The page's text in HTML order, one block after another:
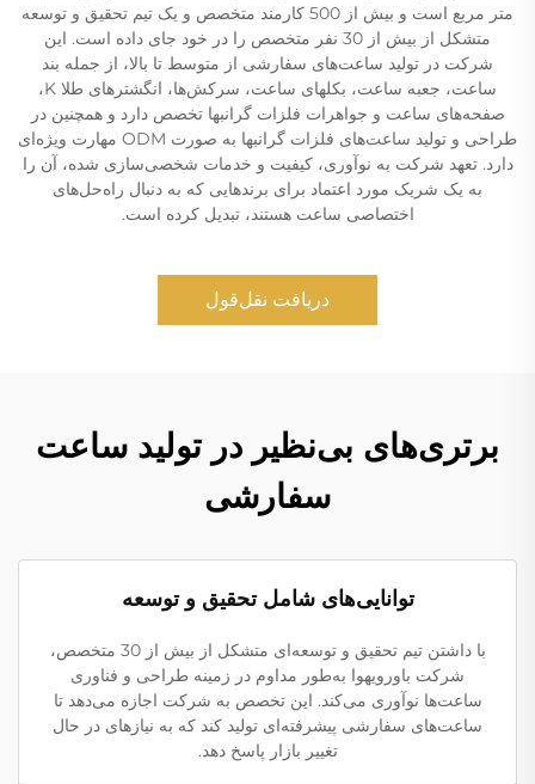
متر مربع است و بیش از 500 کارمند متخصص و یک تیم تحقیق و توسعه
متشکل از بیش از 30 نفر متخصص را در خود جای داده است. این
شرکت در تولید ساعت‌های سفارشی از متوسط تا بالا، از جمله بند
ساعت، جعبه ساعت، بکلهای ساعت، سرکش‌ها، انگشترهای طلا K،
صفحه‌های ساعت و جواهرات فلزات گرانبها تخصص دارد و همچنین در
طراحی و تولید ساعت‌های فلزات گرانبها به صورت ODM مهارت ویژه‌ای
دارد. تعهد شرکت به نوآوری، کیفیت و خدمات شخصی‌سازی شده، آن را
به یک شریک مورد اعتماد برای برندهایی که به دنبال راه‌حل‌های
اختصاصی ساعت هستند، تبدیل کرده است.
دریافت نقل‌قول
برتری‌های بی‌نظیر در تولید ساعت
سفارشی
توانایی‌های شامل تحقیق و توسعه
با داشتن تیم تحقیق و توسعه‌ای متشکل از بیش از 30 متخصص،
شرکت باورویهوا به‌طور مداوم در زمینه طراحی و فناوری
ساعت‌ها نوآوری می‌کند. این تخصص به شرکت اجازه می‌دهد تا
ساعت‌های سفارشی پیشرفته‌ای تولید کند که به نیازهای در حال
تغییر بازار پاسخ دهد.